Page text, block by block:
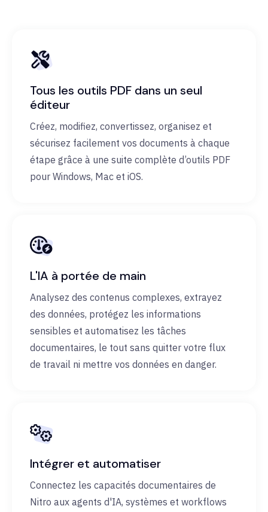
Tous les outils PDF dans un seul
éditeur
Créez, modifiez, convertissez, organisez et
sécurisez facilement vos documents à chaque
étape grâce à une suite complète d’outils PDF
pour Windows, Mac et iOS.
L'IA à portée de main
Analysez des contenus complexes, extrayez
des données, protégez les informations
sensibles et automatisez les tâches
documentaires, le tout sans quitter votre flux
de travail ni mettre vos données en danger.
Intégrer et automatiser
Connectez les capacités documentaires de
Nitro aux agents d'IA, systèmes et workflows